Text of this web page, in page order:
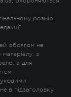
розмірі
обсягом не
з
а для
в підзаголовку